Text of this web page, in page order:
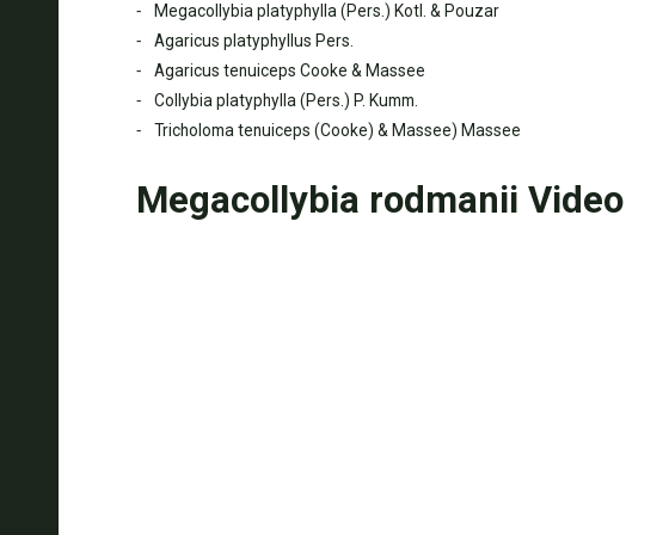
Megacollybia platyphylla (Pers.) Kotl. & Pouzar
Agaricus platyphyllus Pers.
Agaricus tenuiceps Cooke & Massee
Collybia platyphylla (Pers.) P. Kumm.
Tricholoma tenuiceps (Cooke) & Massee) Massee
Megacollybia rodmanii Video